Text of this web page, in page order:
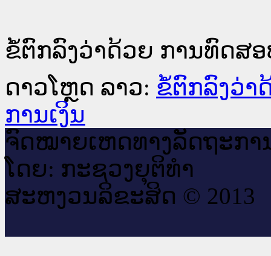
ຂໍ້ຕົກລົງວ່າດ້ວຍ ການທົດສອ
ດາວໂຫຼດ ລາວ: ຂໍ້ຕົກລົງວ່າ
ການເງິນ
ຈົດ​ໝາຍ​ເຫດ​ທາງ​ລັດ​ຖະ​ກາ
ໂດຍ: ກະ​ຊວງຍຸ​ຕິ​ທຳ
ສະ​ຫງວນ​ລິ​ຂະ​ສິດ © 2013